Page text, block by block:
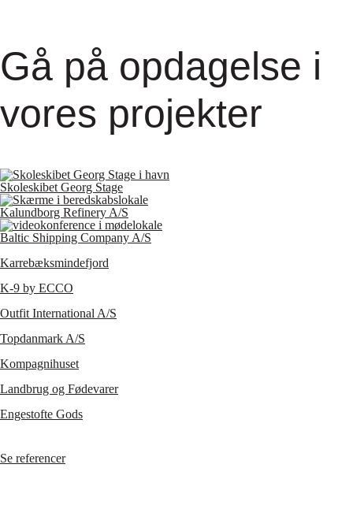
Gå på opdagelse i
vores projekter
Skoleskibet Georg Stage
Kalundborg Refinery A/S
Baltic Shipping Company A/S
Karrebæksmindefjord
K-9 by ECCO
Outfit International A/S
Topdanmark A/S
Kompagnihuset
Landbrug og Fødevarer
Engestofte Gods
Se referencer